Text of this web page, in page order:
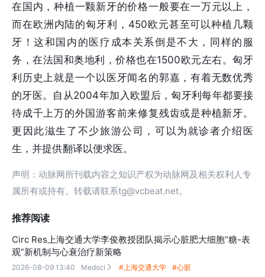
在国内，种植一颗新牙的价格一般要在一万元以上，
而在欧洲内陆的匈牙利，450欧元甚至可以种植几颗
牙！这和国内的医疗成本关系倒是不大，同样的服
务，在法国和奥地利，价格也在1500欧元左右。匈牙
利历史上就是一个以医牙闻名的郭嘉，有着无数优秀
的牙医。自从2004年加入欧盟后，匈牙利每年都要接
待成千上万的外国游客前来修复残齿或是种植新牙。
更因此滋生了不少旅游公司，可以为就诊者介绍医
生，并提供翻译以便求医。
声明：动脉网所刊载内容之知识产权为动脉网及相关权利人专
属所有或持有。转载请联系tg@vcbeat.net。
推荐阅读
Circ Res上海交通大学李俊教授团队揭示心脏肥大细胞“糖-表
观”新机制与心衰治疗新策略
2026-08-09 13:40 Medsci  #上海交通大学 #心脏